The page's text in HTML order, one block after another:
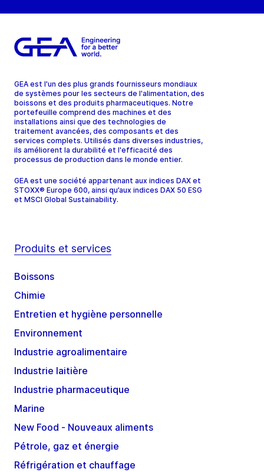
GEA est l'un des plus grands fournisseurs mondiaux
de systèmes pour les secteurs de l'alimentation, des
boissons et des produits pharmaceutiques. Notre
portefeuille comprend des machines et des
installations ainsi que des technologies de
traitement avancées, des composants et des
services complets. Utilisés dans diverses industries,
ils améliorent la durabilité et l'efficacité des
processus de production dans le monde entier.
GEA est une société appartenant aux indices DAX et
STOXX® Europe 600, ainsi qu’aux indices DAX 50 ESG
et MSCI Global Sustainability.
Produits et services
Boissons
Chimie
Entretien et hygiène personnelle
Environnement
Industrie agroalimentaire
Industrie laitière
Industrie pharmaceutique
Marine
New Food - Nouveaux aliments
Pétrole, gaz et énergie
Réfrigération et chauffage